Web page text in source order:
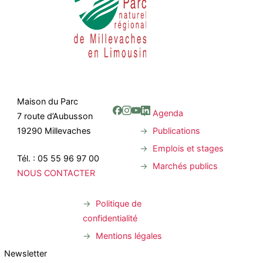
Maison du Parc
7 route d’Aubusson
19290 Millevaches
Tél. : 05 55 96 97 00
NOUS CONTACTER
Agenda
Publications
Emplois et stages
Marchés publics
Politique de
confidentialité
Mentions légales
Newsletter